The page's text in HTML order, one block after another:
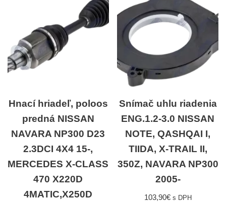
Hnací hriadeľ, poloos
predná NISSAN
NAVARA NP300 D23
2.3DCI 4X4 15-,
MERCEDES X-CLASS
470 X220D
4MATIC,X250D
Snímač uhlu riadenia
ENG.1.2-3.0 NISSAN
NOTE, QASHQAI I,
TIIDA, X-TRAIL II,
350Z, NAVARA NP300
2005-
103,90€ s DPH